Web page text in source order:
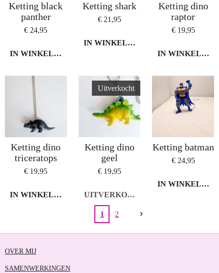
Ketting black
panther
€ 24,95
IN WINKELWAGEN
Ketting shark
€ 21,95
IN WINKELWAGEN
Ketting dino
raptor
€ 19,95
IN
Ketting dino
triceratops
€ 19,95
IN WINKELWAGEN
Uitverkocht
Ketting dino
geel
€ 19,95
UITVERKOCHT
Ketting batman
€ 24,95
IN
1 2
OVER MIJ
SAMENWERKINGEN